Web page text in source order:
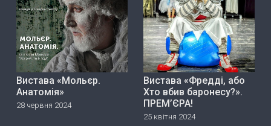
Вистава «Мольєр.
Анатомія»
28 червня 2024
Вистава «Фредді, або
Хто вбив баронесу?».
ПРЕМ’ЄРА!
25 квітня 2024